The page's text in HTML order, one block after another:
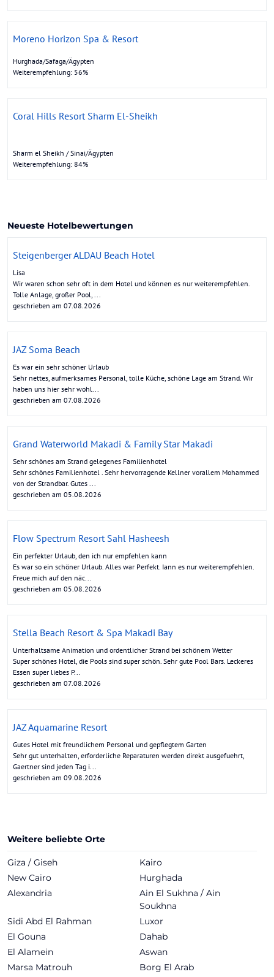
Moreno Horizon Spa & Resort
Hurghada/Safaga/Ägypten
Weiterempfehlung: 56%
Coral Hills Resort Sharm El-Sheikh
Sharm el Sheikh / Sinai/Ägypten
Weiterempfehlung: 84%
Neueste Hotelbewertungen
Steigenberger ALDAU Beach Hotel
Lisa
Wir waren schon sehr oft in dem Hotel und können es nur weiterempfehlen.
Tolle Anlage, großer Pool, ...
geschrieben am 07.08.2026
JAZ Soma Beach
Es war ein sehr schöner Urlaub
Sehr nettes, aufmerksames Personal, tolle Küche, schöne Lage am Strand. Wir
haben uns hier sehr wohl...
geschrieben am 07.08.2026
Grand Waterworld Makadi & Family Star Makadi
Sehr schönes am Strand gelegenes Familienhotel
Sehr schönes Familienhotel . Sehr hervorragende Kellner vorallem Mohammed
von der Strandbar. Gutes ...
geschrieben am 05.08.2026
Flow Spectrum Resort Sahl Hasheesh
Ein perfekter Urlaub, den ich nur empfehlen kann
Es war so ein schöner Urlaub. Alles war Perfekt. Iann es nur weiterempfehlen.
Freue mich auf den näc...
geschrieben am 05.08.2026
Stella Beach Resort & Spa Makadi Bay
Unterhaltsame Animation und ordentlicher Strand bei schönem Wetter
Super schönes Hotel, die Pools sind super schön. Sehr gute Pool Bars. Leckeres
Essen super liebes P...
geschrieben am 07.08.2026
JAZ Aquamarine Resort
Gutes Hotel mit freundlichem Personal und gepflegtem Garten
Sehr gut unterhalten, erforderliche Reparaturen werden direkt ausgefuehrt,
Gaertner sind jeden Tag i...
geschrieben am 09.08.2026
Weitere beliebte Orte
Giza / Giseh
Kairo
New Cairo
Hurghada
Alexandria
Ain El Sukhna / Ain
Soukhna
Sidi Abd El Rahman
Luxor
El Gouna
Dahab
El Alamein
Aswan
Marsa Matrouh
Borg El Arab